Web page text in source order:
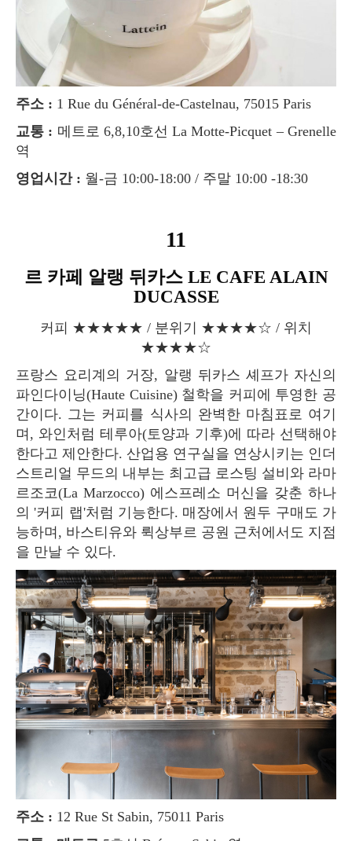
주소 : 1 Rue du Général-de-Castelnau, 75015 Paris
교통 : 메트로 6,8,10호선 La Motte-Picquet – Grenelle
역
영업시간 : 월-금 10:00-18:00 / 주말 10:00 -18:30
11
르 카페 알랭 뒤카스 LE CAFE ALAIN
DUCASSE
커피 ★★★★★ / 분위기 ★★★★☆ / 위치
★★★★☆
프랑스 요리계의 거장, 알랭 뒤카스 셰프가 자신의
파인다이닝(Haute Cuisine) 철학을 커피에 투영한 공
간이다. 그는 커피를 식사의 완벽한 마침표로 여기
며, 와인처럼 테루아(토양과 기후)에 따라 선택해야
한다고 제안한다. 산업용 연구실을 연상시키는 인더
스트리얼 무드의 내부는 최고급 로스팅 설비와 라마
르조코(La Marzocco) 에스프레소 머신을 갖춘 하나
의 '커피 랩'처럼 기능한다. 매장에서 원두 구매도 가
능하며, 바스티유와 뤽상부르 공원 근처에서도 지점
을 만날 수 있다.
주소 : 12 Rue St Sabin, 75011 Paris